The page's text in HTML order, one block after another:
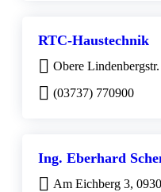
RTC-Haustechnik
Obere
(03737) 770900
Ing. Eberhard
Am Eichberg 3,